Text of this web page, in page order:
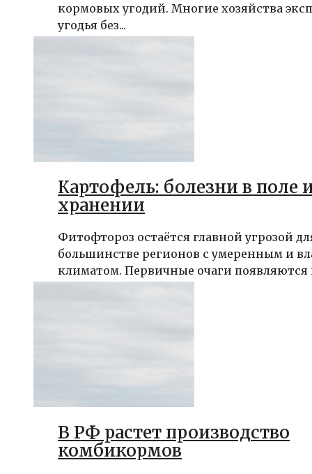
кормовых угодий. Многие хозяйства
угодья без...
Картофель: болезни в поле
хранении
Фитофтороз остаётся главной угрозой
большинстве регионов с умеренным и
климатом. Первичные очаги появляются
В РФ растет производство
комбикормов